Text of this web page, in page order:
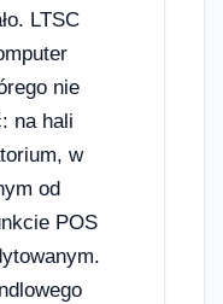
LTSC
nie
na hali
w
od
POS